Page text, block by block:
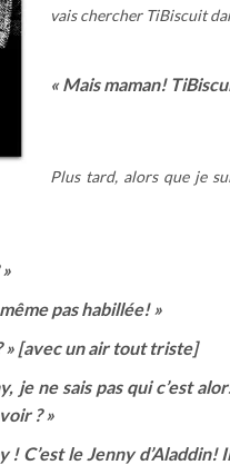
vais chercher TiBiscuit
« Mais maman!
Plus tard, alors que je
pas habillée! »
» [avec un air tout triste]
je ne sais pas qui c’est
? »
C’est le Jenny